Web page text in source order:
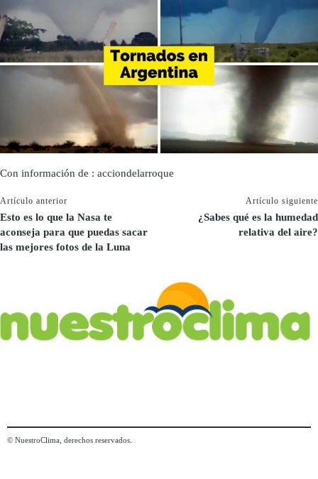
Con información de : acciondelarroque
Artículo anterior
Esto es lo que la Nasa te
aconseja para que puedas sacar
las mejores fotos de la Luna
Artículo siguiente
¿Sabes qué es la humedad
relativa del aire?
© NuestroClima, derechos reservados.